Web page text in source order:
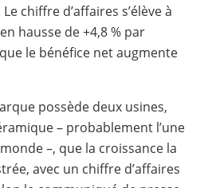
chiffre d’affaires s’élève à
hausse de +4,8 % par
le bénéfice net augmente
possède deux usines,
– probablement l’une
–, que la croissance la
avec un chiffre d’affaires